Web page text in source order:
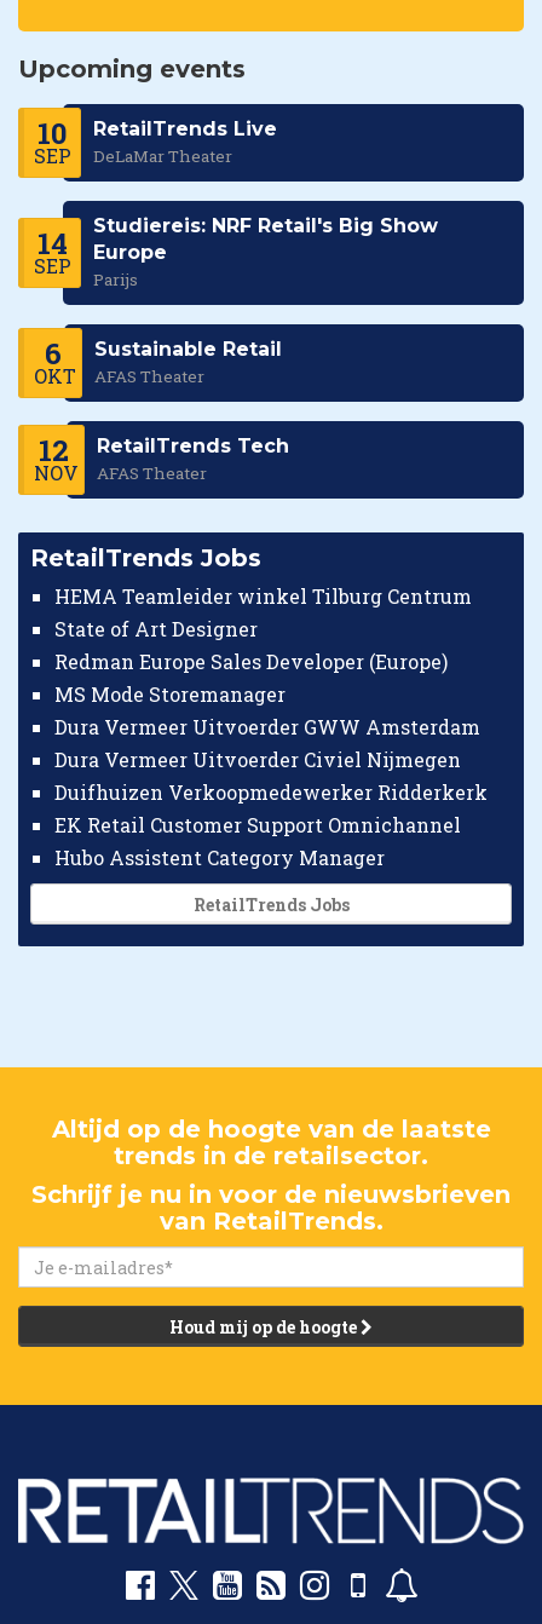
Upcoming events
10
SEP
RetailTrends Live
DeLaMar Theater
14
SEP
Studiereis: NRF Retail's Big Show
Europe
Parijs
6
OKT
Sustainable Retail
AFAS Theater
12
NOV
RetailTrends Tech
AFAS Theater
RetailTrends Jobs
HEMA Teamleider winkel Tilburg Centrum
State of Art Designer
Redman Europe Sales Developer (Europe)
MS Mode Storemanager
Dura Vermeer Uitvoerder GWW Amsterdam
Dura Vermeer Uitvoerder Civiel Nijmegen
Duifhuizen Verkoopmedewerker Ridderkerk
EK Retail Customer Support Omnichannel
Hubo Assistent Category Manager
RetailTrends Jobs
Altijd op de hoogte van de laatste
trends in de retailsector.
Schrijf je nu in voor de nieuwsbrieven
van RetailTrends.
Houd mij op de hoogte